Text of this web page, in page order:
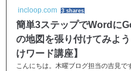
incloop.com 3 shares
簡単3ステップでWordに
の地図を張り付けてみよ
けワード講座】
こんにちは。木曜ブログ担当の吉見で